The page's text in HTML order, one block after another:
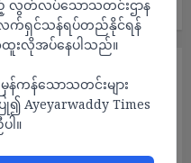
တ်လပ်သောသတင်းဌာန
လက်ရှင်သန်ရပ်တည်နိုင်ရန်
လိုအပ်နေပါသည်။
ကန်သောသတင်းများ
Ayeyarwaddy Times
။
း
ောက်ပွဲမတိုင်မီ သံသယ
က်ခိုက်မှုကြောင့် လူ